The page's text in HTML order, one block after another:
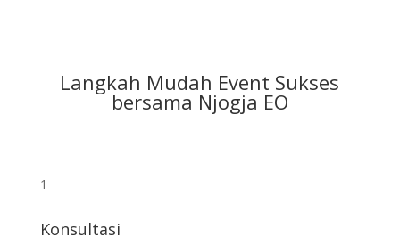
Langkah Mudah Event Sukses
bersama Njogja EO
1
Konsultasi